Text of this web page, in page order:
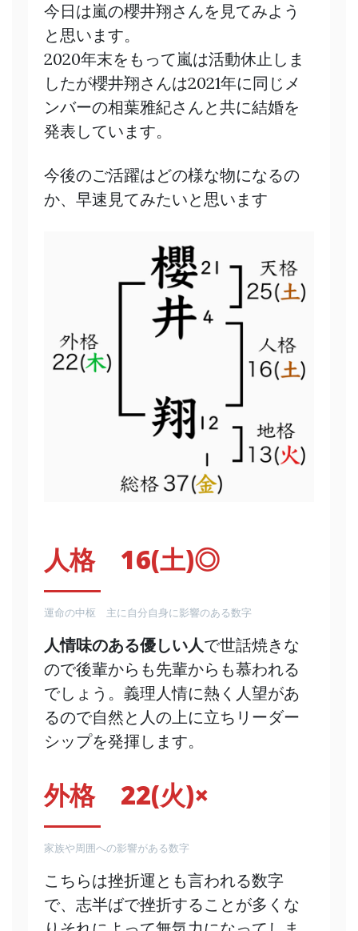
今日は嵐の櫻井翔さんを見てみよう
と思います。
2020年末をもって嵐は活動休止しま
したが櫻井翔さんは2021年に同じメ
ンバーの相葉雅紀さんと共に結婚を
発表しています。
今後のご活躍はどの様な物になるの
か、早速見てみたいと思います
人格 16(土)◎
運命の中枢 主に自分自身に影響のある数字
人情味のある優しい人で世話焼きな
ので後輩からも先輩からも慕われる
でしょう。義理人情に熱く人望があ
るので自然と人の上に立ちリーダー
シップを発揮します。
外格 22(火)×
家族や周囲への影響がある数字
こちらは挫折運とも言われる数字
で、志半ばで挫折することが多くな